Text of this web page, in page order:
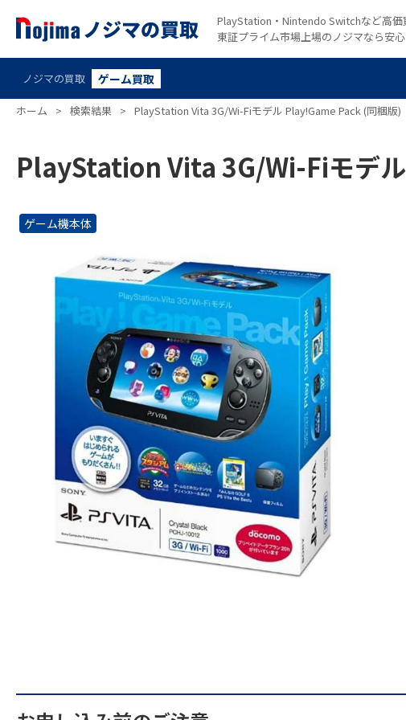
PlayStation・Nintendo Switchなど高価
東証プライム市場上場のノジマなら安
ノジマの買取 ゲーム買取
ホーム > 検索結果 > PlayStation Vita 3G/Wi-Fiモデル Play!Game Pack (同梱版)
PlayStation Vita 3G/Wi-Fiモデ
ゲーム機本体